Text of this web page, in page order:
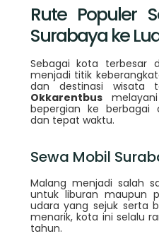
Rute Populer
Surabaya ke
Sebagai kota terbesar
menjadi titik
dan destinasi wisata
Okkarentbusmelayani
bepergian ke berbagai
dan tepat waktu.
Sewa Mobil
Malang menjadi salah
untuk liburan maupun
udara yang sejuk serta
menarik, kota ini selalu
tahun.